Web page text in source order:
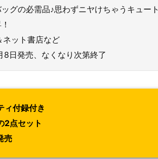
グの必需品♪思わずニヤけちゃうキュート
ネット書店など
日発売、なくなり次第終了
ィ付録付き
2点セット
売